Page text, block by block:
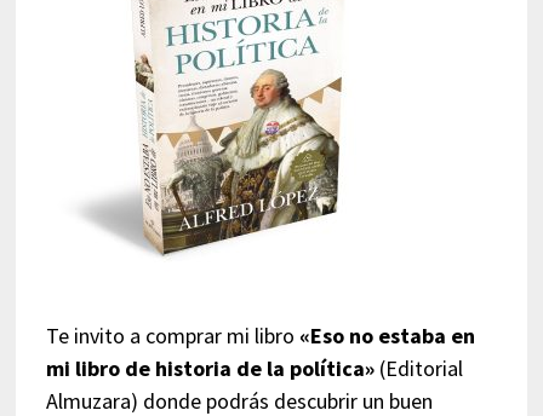
Te invito a comprar mi libro «Eso no estaba en
mi libro de historia de la política»(Editorial
Almuzara) donde podrás descubrir un buen